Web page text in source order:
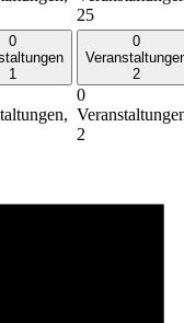
25
0
1
0
2
0
2